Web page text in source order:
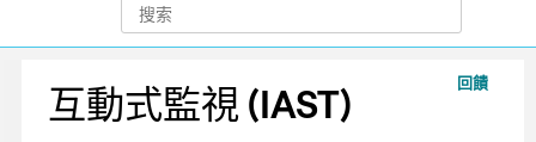
回饋
互動式監視 (IAST)